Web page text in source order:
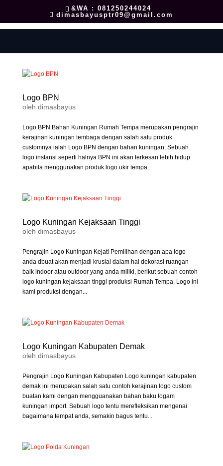
&WA : 081250244024
dimasbayusptr09@gmail.com
Logo BPN
oleh dimasbayus
Logo BPN Bahan Kuningan Rumah Tempa merupakan pengrajin
kerajinan kuningan tembaga dengan salah satu produk
customnya ialah Logo BPN dengan bahan kuningan. Sebuah
logo instansi seperti halnya BPN ini akan terkesan lebih hidup
apabila menggunakan produk logo ukir tempa...
Logo Kuningan Kejaksaan Tinggi
oleh dimasbayus
Pengrajin Logo Kuningan Kejati Pemilihan dengan apa logo
anda dbuat akan menjadi krusial dalam hal dekorasi ruangan
baik indoor atau outdoor yang anda miliki, berikut sebuah contoh
logo kuningan kejaksaan tinggi produksi Rumah Tempa. Logo ini
kami produksi dengan...
Logo Kuningan Kabupaten Demak
oleh dimasbayus
Pengrajin Logo Kuningan Kabupaten Logo kuningan kabupaten
demak ini merupakan salah satu contoh kerajinan logo custom
buatan kami dengan mengguanakan bahan baku logam
kuningan import. Sebuah logo tentu merefleksikan mengenai
bagaimana tempat anda, semakin bagus tentu...